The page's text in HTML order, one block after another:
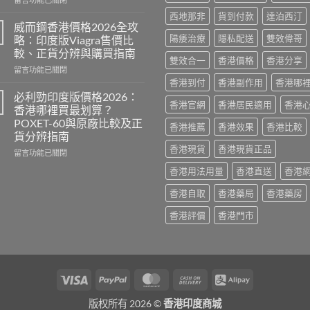
效
2026：
成
分、
效
用
法
與
香
港
購
P-
Force
評
價
2026：
度
雙
效
偉
哥
效
威而鋼香港價格2026全攻
略：印度版Viagra售價比
較、正貨分辨與購買指南
在
而
鋼
香
港
價
格
售
留言功能已關閉
必利勁印度版價格2026：
香港哪裡買最划算？
POXET-60與原廠比較及正
貨分辨指南
在
留言功能已關閉
西地那非
貨到付款
達泊西汀
陽痿治療
隱私配送
雙效偉哥
雙效合一
香港價格
香港分享
香港到付
香港副作用
香港哪
香港官網
香港居民適用
香港
香港推薦
香港效果
香港比較
香港現貨
香港現貨正品
香港用法用量
香港直送
香港
香港自取
香港藥局
香港藥房
香港評價
香港門市
Visa PayPal MasterCardCash
Alipay
版权所有 2026 ©香港印度商城